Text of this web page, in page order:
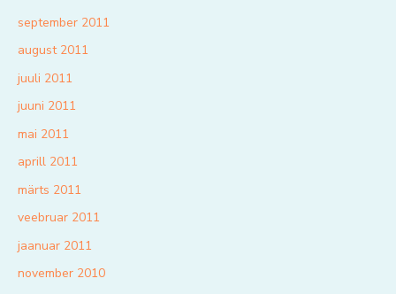
september 2011
august 2011
juuli 2011
juuni 2011
mai 2011
aprill 2011
märts 2011
veebruar 2011
jaanuar 2011
november 2010